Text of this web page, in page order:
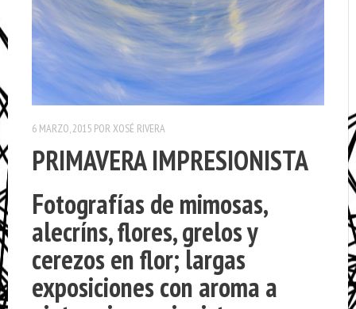
6 MARZO, 2015 PORXOSÉ RIVERA
PRIMAVERA IMPRESIONISTA
Fotografías de mimosas,
alecríns, flores, grelos y
cerezos en flor; largas
exposiciones con aroma a